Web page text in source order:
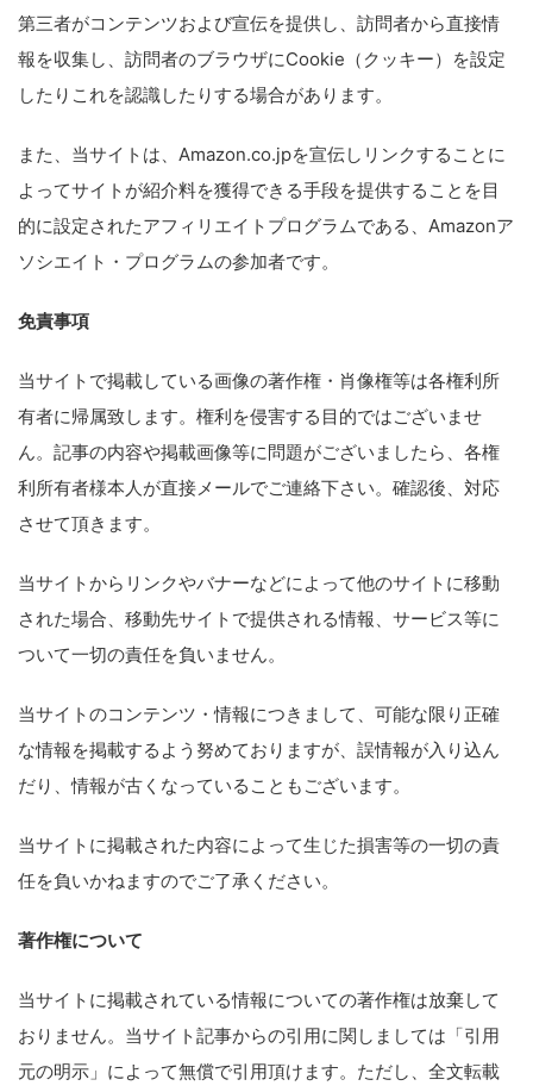
第三者がコンテンツおよび宣伝を提供し、訪問者から直接情
報を収集し、訪問者のブラウザにCookie（クッキー）を設定
したりこれを認識したりする場合があります。
また、当サイトは、Amazon.co.jpを宣伝しリンクすることに
よってサイトが紹介料を獲得できる手段を提供することを目
的に設定されたアフィリエイトプログラムである、Amazonア
ソシエイト・プログラムの参加者です。
免責事項
当サイトで掲載している画像の著作権・肖像権等は各権利所
有者に帰属致します。権利を侵害する目的ではございませ
ん。記事の内容や掲載画像等に問題がございましたら、各権
利所有者様本人が直接メールでご連絡下さい。確認後、対応
させて頂きます。
当サイトからリンクやバナーなどによって他のサイトに移動
された場合、移動先サイトで提供される情報、サービス等に
ついて一切の責任を負いません。
当サイトのコンテンツ・情報につきまして、可能な限り正確
な情報を掲載するよう努めておりますが、誤情報が入り込ん
だり、情報が古くなっていることもございます。
当サイトに掲載された内容によって生じた損害等の一切の責
任を負いかねますのでご了承ください。
著作権について
当サイトに掲載されている情報についての著作権は放棄して
おりません。当サイト記事からの引用に関しましては「引用
元の明示」によって無償で引用頂けます。ただし、全文転載